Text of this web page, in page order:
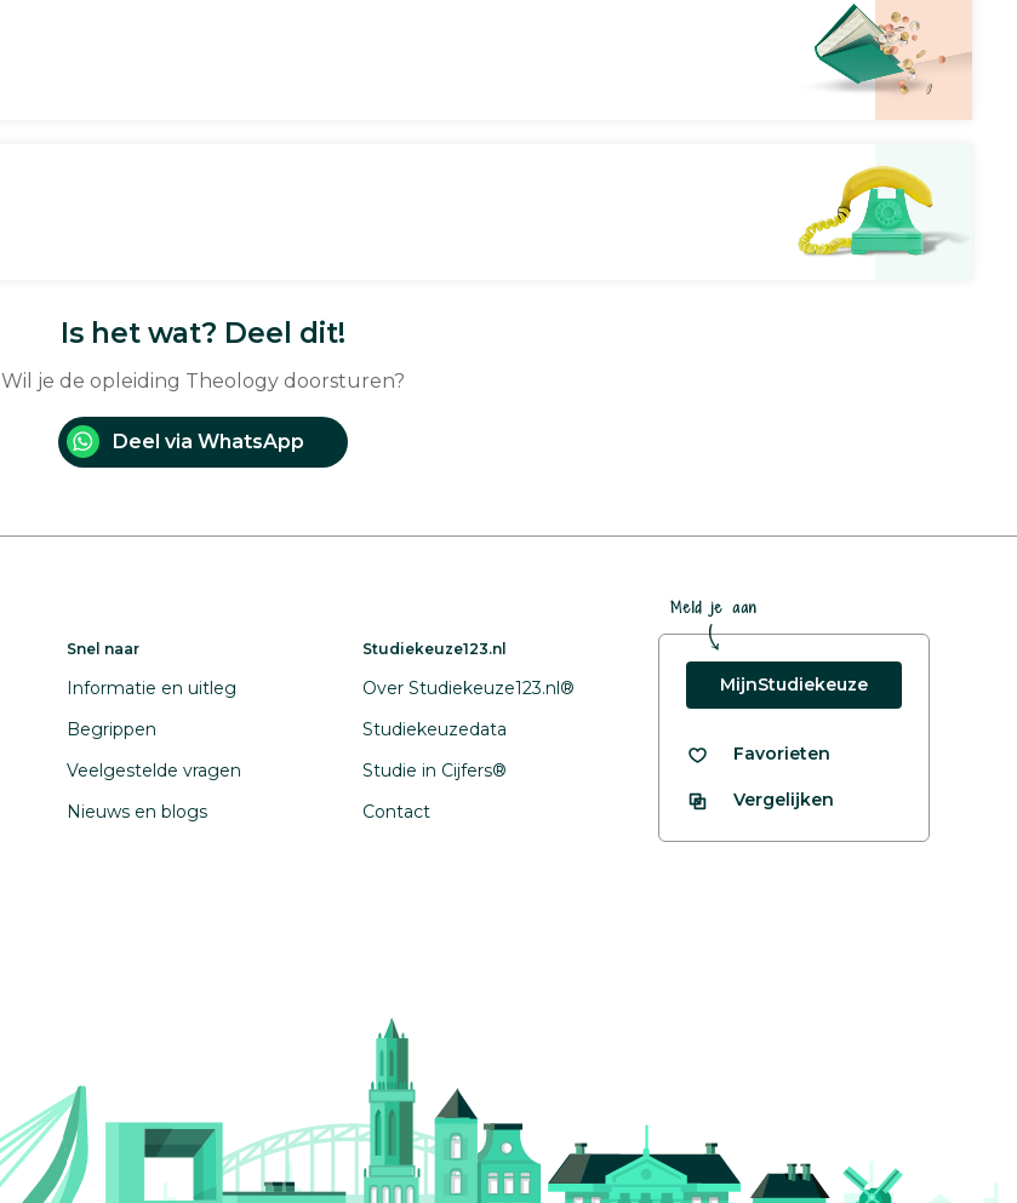
Is het wat? Deel dit!
Wil je de opleiding Theology doorsturen?
Deel via WhatsApp
Snel naar
Informatie en uitleg
Begrippen
Veelgestelde vragen
Nieuws en blogs
Studiekeuze123.nl
Over Studiekeuze123.nl®
Studiekeuzedata
Studie in Cijfers®
Contact
Meld je aan
MijnStudiekeuze
Favorieten
Vergelijken